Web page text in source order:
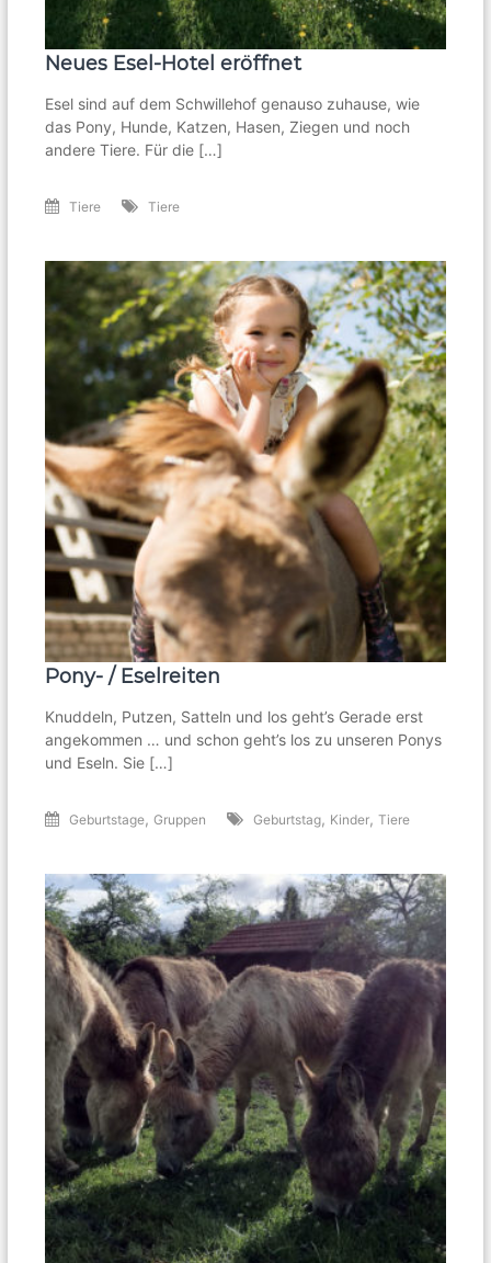
Neues Esel-Hotel eröffnet
Esel sind auf dem Schwillehof genauso zuhause, wie
das Pony, Hunde, Katzen, Hasen, Ziegen und noch
andere Tiere. Für die […]
Tiere Tiere
Pony- / Eselreiten
Knuddeln, Putzen, Satteln und los geht’s Gerade erst
angekommen … und schon geht’s los zu unseren Ponys
und Eseln. Sie […]
Geburtstage,Gruppen Geburtstag, Kinder,Tiere